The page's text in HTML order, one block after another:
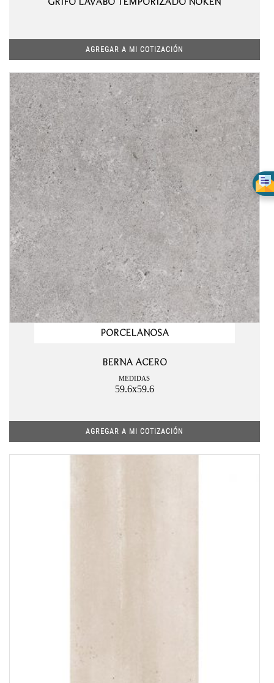
GRIFO LAVABO TEMPORIZADO NOKEN
AGREGAR A MI COTIZACIÓN
PORCELANOSA
BERNA ACERO
MEDIDAS
59.6x59.6
AGREGAR A MI COTIZACIÓN